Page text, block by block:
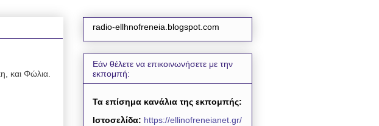
και Φώλια.
radio-ellhnofreneia.blogspot.com
Εάν θέλετε να επικοινωνήσετε με την
εκπομπή:
Τα επίσημα κανάλια της εκπομπής:
Ιστοσελίδα: https://ellinofreneianet.gr/